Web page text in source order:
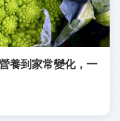
養到家常變化，一